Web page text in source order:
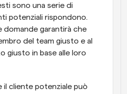
sono una serie di
potenziali rispondono.
domande garantirà che
del team giusto e al
giusto in base alle loro
il cliente potenziale può